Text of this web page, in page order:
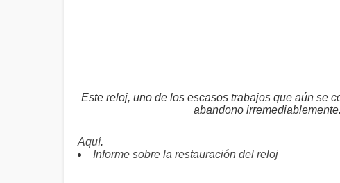
Este reloj, uno de los escasos trabajos que aún se
abandono
Aquí.
Informe sobre la restauración del reloj